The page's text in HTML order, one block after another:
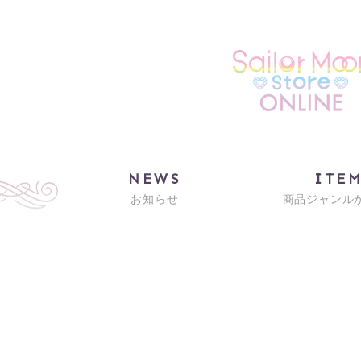
NEWS
お知らせ 商品ジャンル